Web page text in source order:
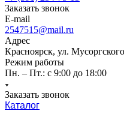
Заказать звонок
E-mail
2547515@mail.ru
Адрес
Красноярск, ул.
Режим работы
Пн. – Пт.: с 9:00 до 18:00
Заказать звонок
Каталог